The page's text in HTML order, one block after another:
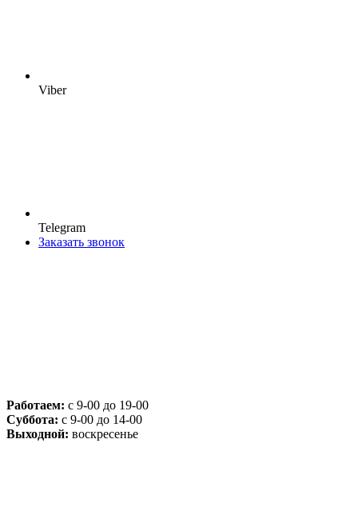
Viber
Telegram
Заказать звонок
Работаем: с 9-00 до 19-00
Суббота: с 9-00 до 14-00
Выходной: воскресенье